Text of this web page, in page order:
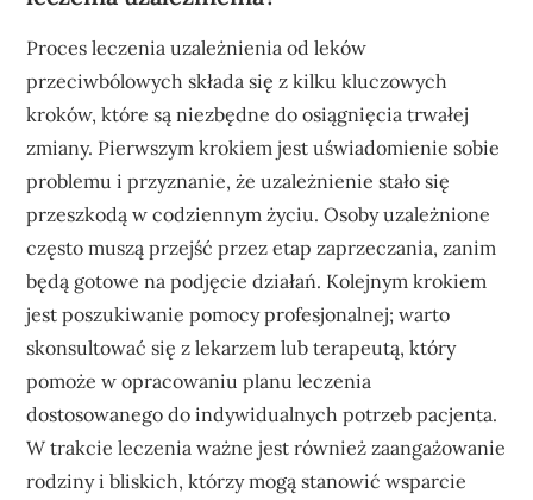
Proces leczenia uzależnienia od leków
przeciwbólowych składa się z kilku kluczowych
kroków, które są niezbędne do osiągnięcia trwałej
zmiany. Pierwszym krokiem jest uświadomienie sobie
problemu i przyznanie, że uzależnienie stało się
przeszkodą w codziennym życiu. Osoby uzależnione
często muszą przejść przez etap zaprzeczania, zanim
będą gotowe na podjęcie działań. Kolejnym krokiem
jest poszukiwanie pomocy profesjonalnej; warto
skonsultować się z lekarzem lub terapeutą, który
pomoże w opracowaniu planu leczenia
dostosowanego do indywidualnych potrzeb pacjenta.
W trakcie leczenia ważne jest również zaangażowanie
rodziny i bliskich, którzy mogą stanowić wsparcie